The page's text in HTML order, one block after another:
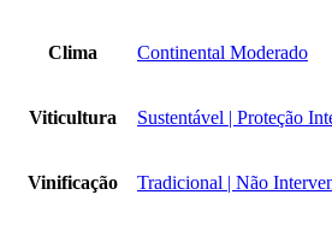
Clima Continental Moderado
Viticultura Sustentável | Proteção
Vinificação Tradicional | Não